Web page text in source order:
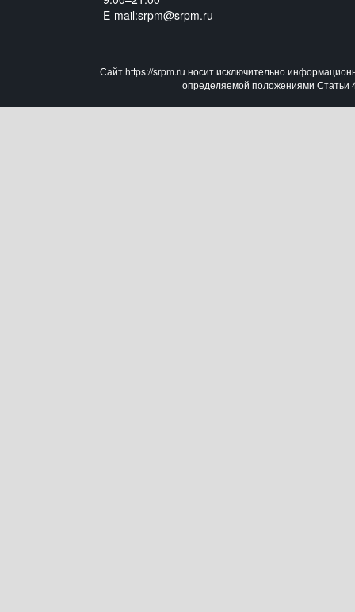
E-mail:srpm@srpm.ru
Сайт https://srpm.ru носит исключительно
определяемой положениями Статьи